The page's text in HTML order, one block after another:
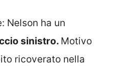
Nelson ha un
sinistro. Motivo
ricoverato nella